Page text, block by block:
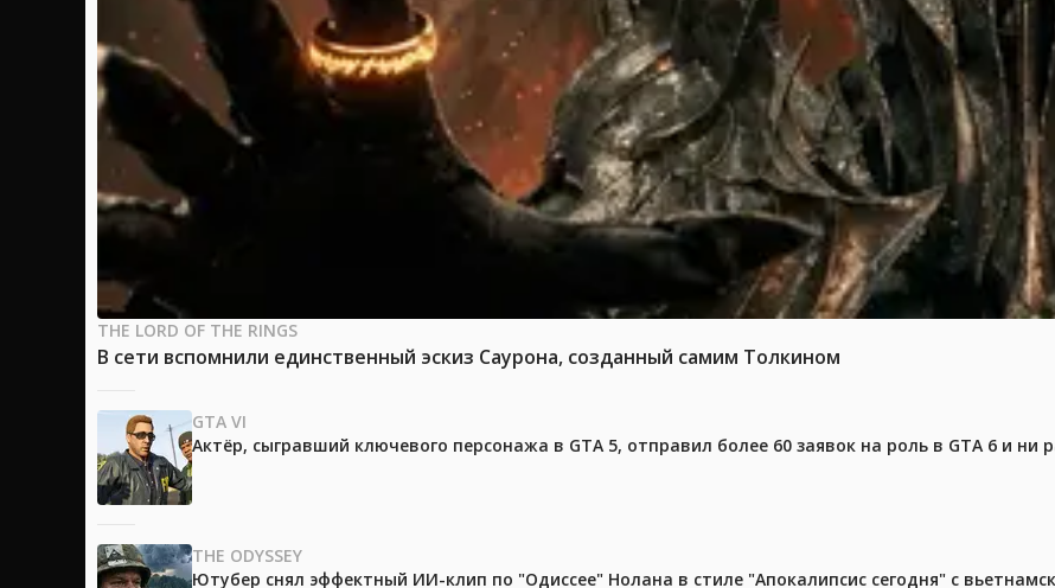
THE LORD OF THE RINGS
В сети вспомнили единственный эскиз Саурона, созданный самим Толкином
GTA VI
Актёр, сыгравший ключевого персонажа в GTA 5, отправил более 60 заявок на роль в GTA 6 и ни
THE ODYSSEY
Ютубер снял эффектный ИИ-клип по "Одиссее" Нолана в стиле "Апокалипсис сегодня" с